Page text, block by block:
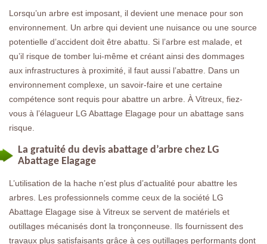
Lorsqu’un arbre est imposant, il devient une menace pour son
environnement. Un arbre qui devient une nuisance ou une source
potentielle d’accident doit être abattu. Si l’arbre est malade, et
qu’il risque de tomber lui-même et créant ainsi des dommages
aux infrastructures à proximité, il faut aussi l’abattre. Dans un
environnement complexe, un savoir-faire et une certaine
compétence sont requis pour abattre un arbre. À Vitreux, fiez-
vous à l’élagueur LG Abattage Elagage pour un abattage sans
risque.
La gratuité du devis abattage d’arbre chez LG
Abattage Elagage
L’utilisation de la hache n’est plus d’actualité pour abattre les
arbres. Les professionnels comme ceux de la société LG
Abattage Elagage sise à Vitreux se servent de matériels et
outillages mécanisés dont la tronçonneuse. Ils fournissent des
travaux plus satisfaisants grâce à ces outillages performants dont